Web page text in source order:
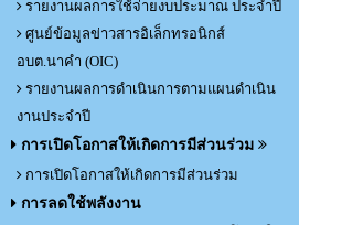
รายงานผลการใช้จ่ายงบประมาณ ประจำปี
ศูนย์ข้อมูลข่าวสารอิเล็กทรอนิกส์
อบต.นาคำ (OIC)
รายงานผลการดำเนินการตามแผนดำเนิน
งานประจำปี
การเปิดโอกาสให้เกิดการมีส่วนร่วม
การเปิดโอกาสให้เกิดการมีส่วนร่วม
การลดใช้พลังงาน